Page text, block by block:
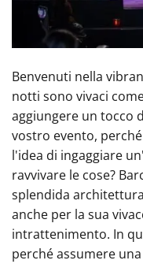
Benvenuti nella
notti sono vivaci
aggiungere un tocco
vostro evento,
l'idea di ingaggiare
ravvivare le cose?
splendida
anche per la sua
intrattenimento. In
perché assumere